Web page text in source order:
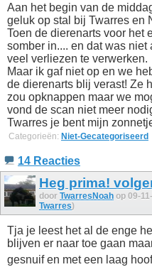
Aan het begin van de
geluk op stal bij Twarres en
Toen de dierenarts voor het
somber in.... en dat was
veel verliezen te verwerken.
Maar ik gaf niet op en we
de dierenarts blij verast! Ze
zou opknappen maar we
vond de scan niet meer
Twarres je bent mijn
Categorieën: Niet-Gecategoriseerd
14 Reacties
Heg prima!
door TwarresNoah op 09-
Twarres)
Tja je leest het al de enge
blijven er naar toe gaan
gesnuif en met een laag